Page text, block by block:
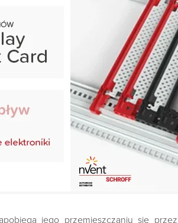
jego przemieszczaniu się